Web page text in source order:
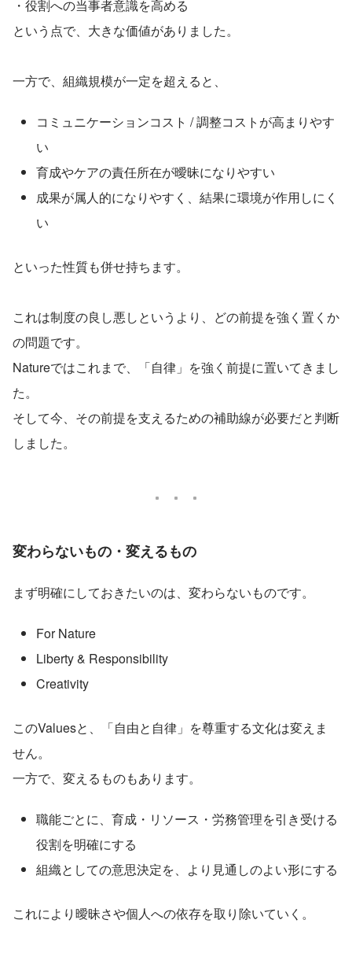
・役割への当事者意識を高める
という点で、大きな価値がありました。
一方で、組織規模が一定を超えると、
コミュニケーションコスト / 調整コストが高まりやす
い
育成やケアの責任所在が曖昧になりやすい
成果が属人的になりやすく、結果に環境が作用しにく
い
といった性質も併せ持ちます。
これは制度の良し悪しというより、どの前提を強く置くか
の問題です。
Natureではこれまで、「自律」を強く前提に置いてきまし
た。
そして今、その前提を支えるための補助線が必要だと判断
しました。
変わらないもの・変えるもの
まず明確にしておきたいのは、変わらないものです。
For Nature
Liberty & Responsibility
Creativity
このValuesと、「自由と自律」を尊重する文化は変えま
せん。
一方で、変えるものもあります。
職能ごとに、育成・リソース・労務管理を引き受ける
役割を明確にする
組織としての意思決定を、より見通しのよい形にする
これにより曖昧さや個人への依存を取り除いていく。